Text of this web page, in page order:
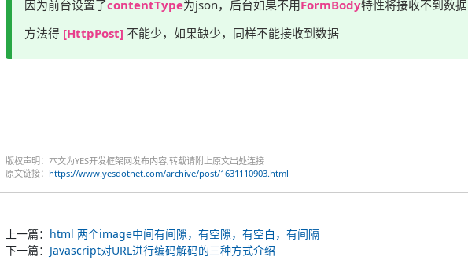
因为前台设置了contentType为json，后台如果不用FormBody特性将接收不到数据
方法得 [HttpPost] 不能少，如果缺少，同样不能接收到数据
版权声明：本文为YES开发框架网发布内容,转载请附上原文出处连接
原文链接： https://www.yesdotnet.com/archive/post/1631110903.html
上一篇： html 两个image中间有间隙，有空隙，有空白，有间隔
下一篇： Javascript对URL进行编码解码的三种方式介绍